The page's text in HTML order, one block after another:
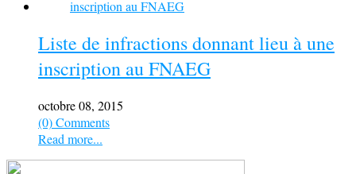
Liste de infractions donnant lieu à une
inscription au FNAEG
octobre 08, 2015
(0) Comments
Read more...